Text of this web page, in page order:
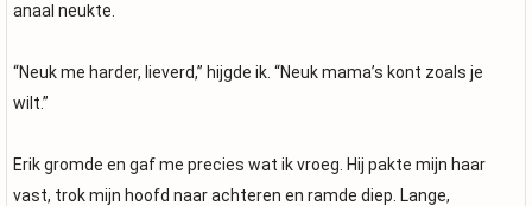
anaal neukte.
“Neuk me harder, lieverd,” hijgde ik. “Neuk mama’s kont zoals je
wilt.”
Erik gromde en gaf me precies wat ik vroeg. Hij pakte mijn haar
vast, trok mijn hoofd naar achteren en ramde diep. Lange,